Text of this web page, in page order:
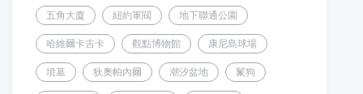
五角大廈 紐約軍閥 地下聯通公園
哈維爾卡吉卡 觀點博物館 康尼島球場
墳墓 狄奧帕內爾 潮汐盆地 鬣狗